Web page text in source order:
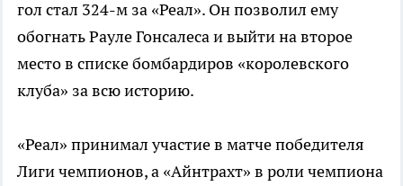
гол стал 324-м за «Реал». Он позволил ему
обогнать Рауле Гонсалеса и выйти на второе
место в списке бомбардиров «королевского
клуба» за всю историю.
«Реал» принимал участие в матче победителя
Лиги чемпионов, а «Айнтрахт» в роли чемпиона